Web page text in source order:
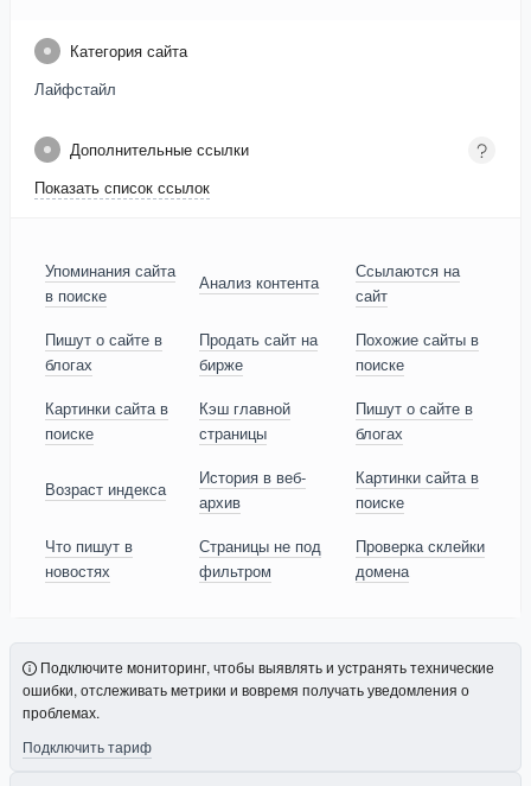
Категория сайта
Лайфстайл
Дополнительные ссылки
Показать список ссылок
Упоминания сайта
в поиске
Анализ контента
Ссылаются на
сайт
Пишут о сайте в
блогах
Продать сайт на
бирже
Похожие сайты в
поиске
Картинки сайта в
поиске
Кэш главной
страницы
Пишут о сайте в
блогах
Возраст индекса
История в веб-
архив
Картинки сайта в
поиске
Что пишут в
новостях
Страницы не под
фильтром
Проверка склейки
домена
Подключите мониторинг, чтобы выявлять и устранять технические
ошибки, отслеживать метрики и вовремя получать уведомления о
проблемах.
Подключить тариф